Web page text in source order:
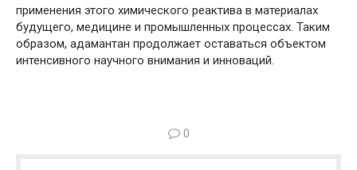
применения этого химического реактива в материалах
будущего, медицине и промышленных процессах. Таким
образом, адамантан продолжает оставаться объектом
интенсивного научного внимания и инноваций.
0